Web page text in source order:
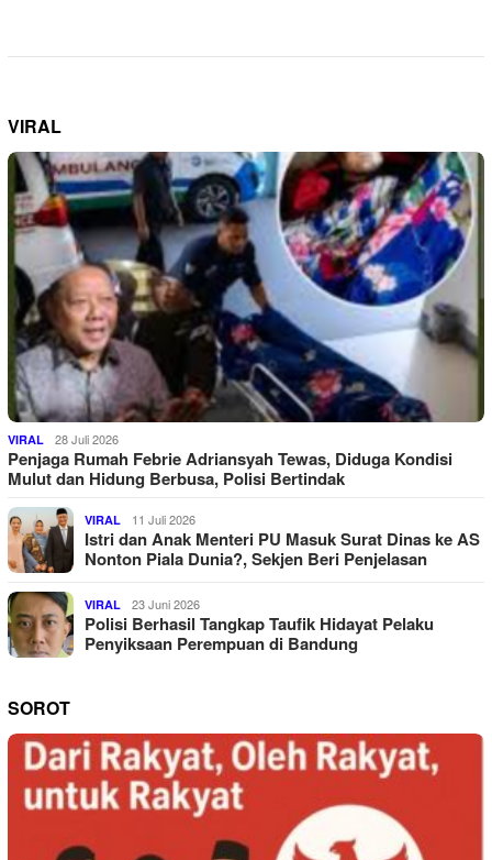
VIRAL
VIRAL 28 Juli 2026
Penjaga Rumah Febrie Adriansyah Tewas, Diduga Kondisi
Mulut dan Hidung Berbusa, Polisi Bertindak
VIRAL 11 Juli 2026
Istri dan Anak Menteri PU Masuk Surat Dinas ke AS
Nonton Piala Dunia?, Sekjen Beri Penjelasan
VIRAL 23 Juni 2026
Polisi Berhasil Tangkap Taufik Hidayat Pelaku
Penyiksaan Perempuan di Bandung
SOROT